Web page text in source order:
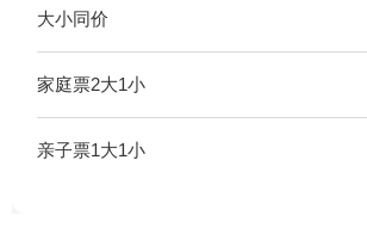
大小同价
家庭票2大1小
亲子票1大1小